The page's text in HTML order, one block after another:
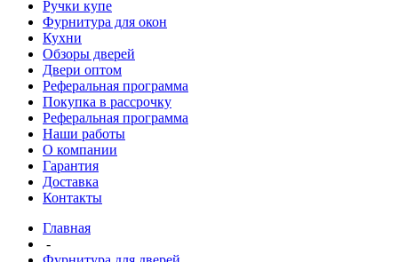
Ручки купе
Фурнитура для окон
Кухни
Обзоры дверей
Двери оптом
Реферальная программа
Покупка в рассрочку
Реферальная программа
Наши работы
О компании
Гарантия
Доставка
Контакты
Главная
-